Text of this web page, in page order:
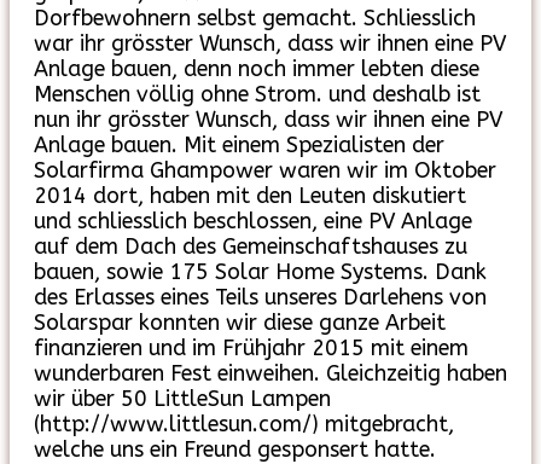
Dorfbewohnern selbst gemacht. Schliesslich
war ihr grösster Wunsch, dass wir ihnen eine PV
Anlage bauen, denn noch immer lebten diese
Menschen völlig ohne Strom. und deshalb ist
nun ihr grösster Wunsch, dass wir ihnen eine PV
Anlage bauen. Mit einem Spezialisten der
Solarfirma Ghampower waren wir im Oktober
2014 dort, haben mit den Leuten diskutiert
und schliesslich beschlossen, eine PV Anlage
auf dem Dach des Gemeinschaftshauses zu
bauen, sowie 175 Solar Home Systems. Dank
des Erlasses eines Teils unseres Darlehens von
Solarspar konnten wir diese ganze Arbeit
finanzieren und im Frühjahr 2015 mit einem
wunderbaren Fest einweihen. Gleichzeitig haben
wir über 50 LittleSun Lampen
(http://www.littlesun.com/) mitgebracht,
welche uns ein Freund gesponsert hatte.